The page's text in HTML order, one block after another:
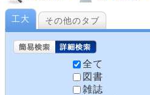
工大 その他のタブ
全て
図書
雑誌